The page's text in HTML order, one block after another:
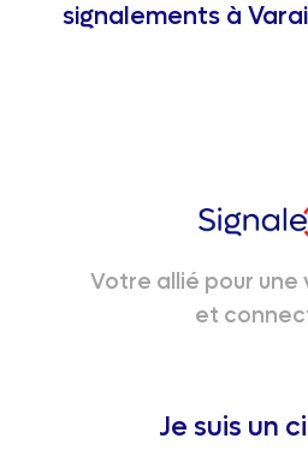
signalements à
Votre allié pour une
et
Je suis un